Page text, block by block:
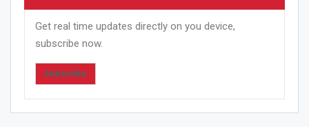
Get real time updates directly on you device,
subscribe now.
Subscribe